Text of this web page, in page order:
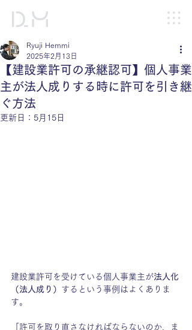
【建設業許可の承継認可】個人事業
主が法人成りする時に許可を引き継
ぐ方法
Ryuji Hemmi
2025年2月13日
更新日： 5月15日
建設業許可を受けている個人事業主が法人化
（法人成り） するという事例はよくありま
す。
「許可を取り直さなければならないのか、ま